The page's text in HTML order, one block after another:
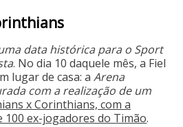
data histórica para o Sport
. No dia 10 daquele mês, a Fiel
lugar de casa: aArena
com a realização de um
x Corinthians, com a
100 ex-jogadores do Timão.